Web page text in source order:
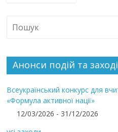
Анонси подій та
Всеукраїнський конкурс для
«Формула активної нації»
12/03/2026 - 31/12/2026